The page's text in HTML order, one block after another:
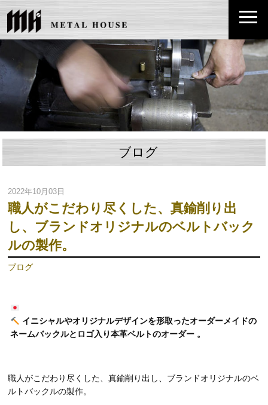
ブログ
2022年10月03日
職人がこだわり尽くした、真鍮削り出
し、ブランドオリジナルのベルトバック
ルの製作。
ブログ
イニシャルやオリジナルデザインを形取ったオーダーメイドの
ネームバックルとロゴ入り本革ベルトのオーダー 。
職人がこだわり尽くした、真鍮削り出し、ブランドオリジナルのベ
ルトバックルの製作。